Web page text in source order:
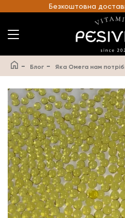
Безкоштовна
- Блог - Яка Омега нам